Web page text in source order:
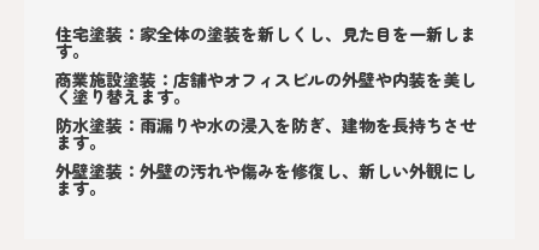
住宅塗装：家全体の塗装を新しくし、見た目を一新しま
す。
商業施設塗装：店舗やオフィスビルの外壁や内装を美し
く塗り替えます。
防水塗装：雨漏りや水の浸入を防ぎ、建物を長持ちさせ
ます。
外壁塗装：外壁の汚れや傷みを修復し、新しい外観にし
ます。